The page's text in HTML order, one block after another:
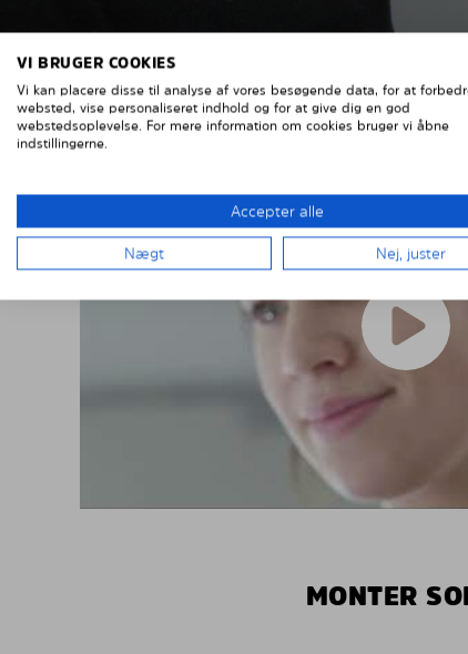
MONTER
VI BRUGER COOKIES
Vi kan placere disse til analyse af vores besøgende data, for at
websted, vise personaliseret indhold og for at give dig en god
webstedsoplevelse. For mere information om cookies bruger vi åbne
indstillingerne.
Accepter alle
Nægt Nej, juster